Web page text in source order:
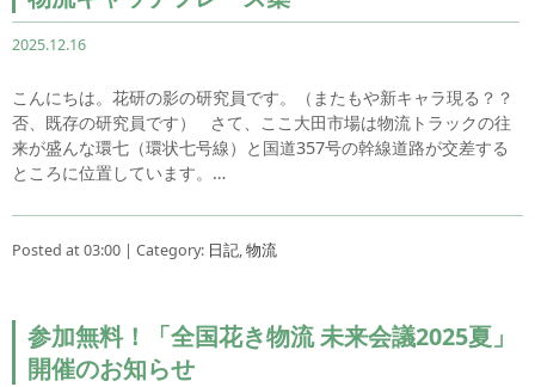
2025.12.16
こんにちは。花研の影の研究員です。（またもや新キャラ現る？？
否、既存の研究員です） さて、ここ大田市場は物流トラックの往
来が盛んな環七（環状七号線）と国道357号の幹線道路が交差する
ところに位置しています。…
Posted at 03:00 | Category: 日記,物流
参加無料！「全国花き物流 未来会議2025夏」
開催のお知らせ